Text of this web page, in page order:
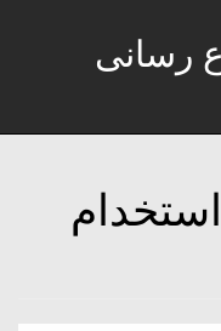
رسانی
Tag Archives for استخدام